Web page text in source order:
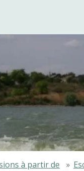
à partir de
»